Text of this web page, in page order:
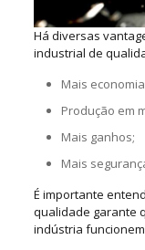
Há diversas
industrial de
Mais
Produção em
Mais ganhos;
Mais
É importante
qualidade garante
indústria